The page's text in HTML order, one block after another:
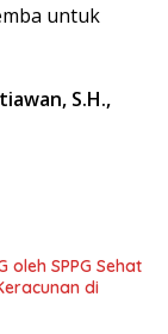
untuk
S.H.,
oleh SPPG Sehat
di